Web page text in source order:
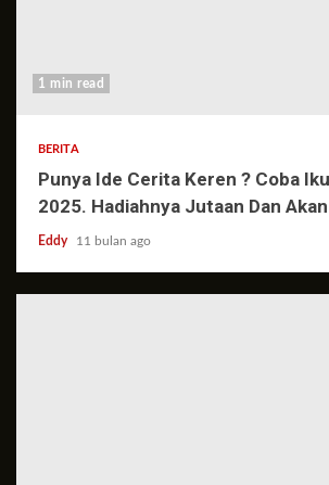
1 min read
BERITA
Punya Ide Cerita Keren ? Coba
2025. Hadiahnya Jutaan Dan
Eddy 11 bulan ago